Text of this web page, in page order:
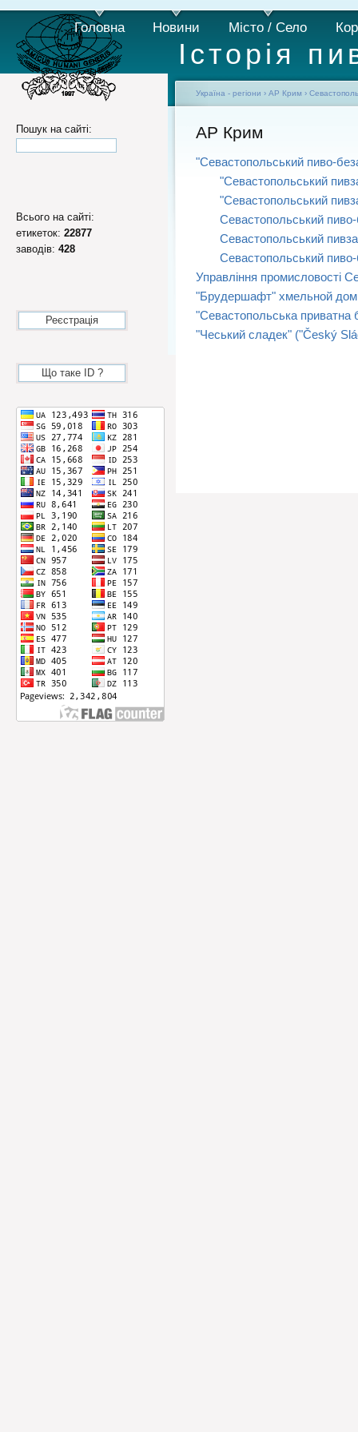
Історія
Головна Новини Місто / Село
Пошук на сайті:
Всього на сайті:
етикеток: 22877
заводів: 428
Реєстрація
Що таке ID ?
Україна - регіони › АР Крим › Севастополь
АР Крим
"Севастопольський пиво-
"Севастопольський
"Севастопольський
Севастопольський
Севастопольський
Севастопольський
Управління промисловості
"Брудершафт" хмельной дом
"Севастопольська
"Чеський сладек" ("Český